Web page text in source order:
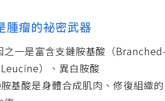
腫瘤的祕密武器
一是富含支鏈胺基酸（Branched-
）、異白胺酸
基酸是身體合成肌肉、修復組織的